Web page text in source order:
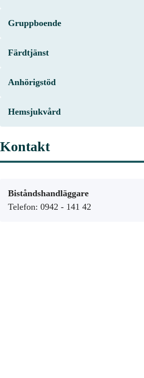
Gruppboende
Färdtjänst
Anhörigstöd
Hemsjukvård
Kontakt
Biståndshandläggare
Telefon: 0942 - 141 42